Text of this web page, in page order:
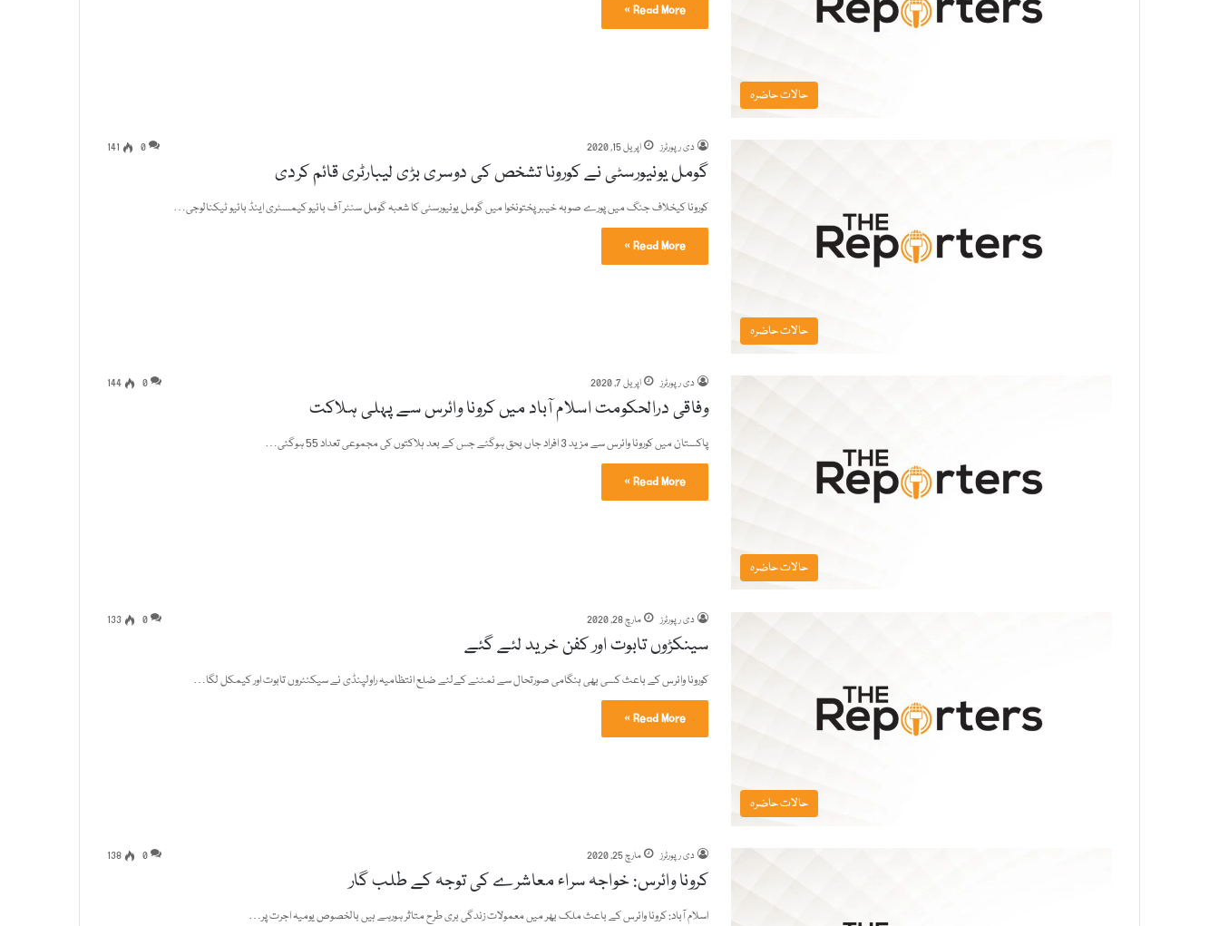
حالات حاضرہ
Read More »
حالات حاضرہ
دی رپورٹرز اپریل 15, 2020 0
141
گومل یونیورسٹی نے کورونا تشخص کی دوسری بڑی لیبارٹری قائم کردی
کورونا کیخلاف جنگ میں پورے صوبہ خیبرپختونخوا میں گومل یونیورسٹی کا شعبہ گومل سنٹر آف بائیو کیمسٹری اینڈ بائیو ٹیکنالوجی…
Read More »
حالات حاضرہ
دی رپورٹرز اپریل 7, 2020 0
144
وفاقی درالحکومت اسلام آباد میں کرونا وائرس سے پہلی ہلاکت
پاکستان میں کورونا وائرس سے مزید 3 افراد جاں بحق ہوگئے جس کے بعد ہلاکتوں کی مجموعی تعداد 55 ہوگئی…
Read More »
حالات حاضرہ
دی رپورٹرز مارچ 28, 2020 0
133
سینکڑوں تابوت اور کفن خرید لئے گئے
کورونا وائرس کے باعث کسی بھی ہنگامی صورتحال سے نمٹنے کےلئے ضلع انتظامیہ راولپنڈی نے سیکنٹروں تابوت اور کیمکل لگا…
Read More »
دی رپورٹرز مارچ 25, 2020 0
138
کرونا وائرس: خواجہ سراء معاشرے کی توجہ کے طلب گار
اسلام آباد: کرونا وائرس کے باعث ملک بھر میں معمولات زندگی بری طرح متاثر ہورہے ہیں بالخصوص یومیہ اجرت پر…